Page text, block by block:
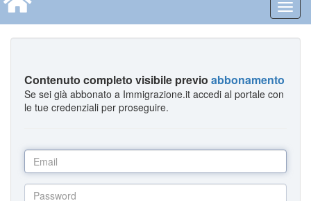
Contenuto completo visibile previo abbonamento
Se sei già abbonato a Immigrazione.it accedi al portale con
le tue credenziali per proseguire.